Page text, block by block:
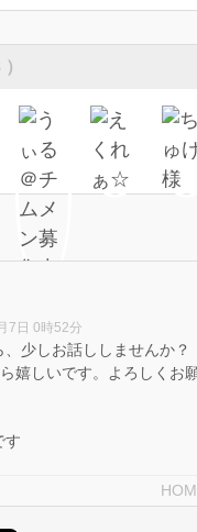
7日 0時52分
少しお話ししませんか？
嬉しいです。よろしくお
す